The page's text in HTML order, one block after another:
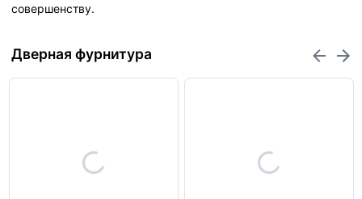
совершенству.
Дверная фурнитура